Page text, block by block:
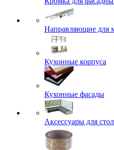
Направляющие для
Кухонные корпуса
Кухонные фасады
Аксессуары для